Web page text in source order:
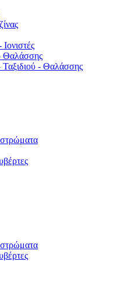
Θαλάσσης
- Θαλάσσης